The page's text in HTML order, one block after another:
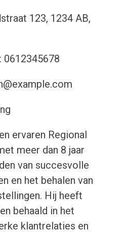
123, 1234 AB,
0612345678
ervaren Regional
meer dan 8 jaar
van succesvolle
en het behalen van
Hij heeft
behaald in het
klantrelaties en